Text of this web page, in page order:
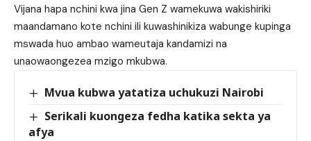
Vijana hapa nchini kwa jina Gen Z wamekuwa wakishiriki
maandamano kote nchini ili kuwashinikiza wabunge kupinga
mswada huo ambao wameutaja kandamizi na
unaowaongezea mzigo mkubwa.
Mvua kubwa yatatiza uchukuzi Nairobi
Serikali kuongeza fedha katika sekta ya
afya